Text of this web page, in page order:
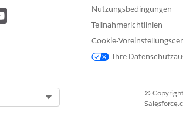
KONNTEN SIE IHR PROBLEM MITHILFE DIESES
Geben Sie uns Feedback, damit wir uns
Nutzungsbedingungen
Teilnahmerichtlinien
Cookie-
Ihre
©